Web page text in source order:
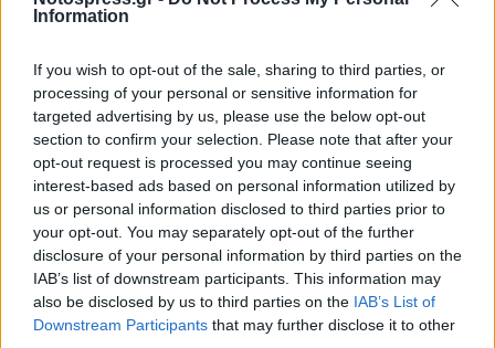
Information
If you wish to opt-out of the sale, sharing to third parties, or
processing of your personal or sensitive information for
targeted advertising by us, please use the below opt-out
section to confirm your selection. Please note that after your
opt-out request is processed you may continue seeing
interest-based ads based on personal information utilized by
us or personal information disclosed to third parties prior to
your opt-out. You may separately opt-out of the further
disclosure of your personal information by third parties on the
IAB’s list of downstream participants. This information may
also be disclosed by us to third parties on the IAB’s List of
Downstream Participants that may further disclose it to other
Οικολογικών Κινήσεων καθώς και άλλων Συλλόγων,
Πελοποννήσου» στη συνεδρίαση του Περιφερειακού
Συμβουλίου που πραγματοποιήθηκε στην Τρίπολη,
τη Δευτέρα 11 Απριλίου 2011, σχετικά με το ζήτημα
της διαχείρισης των στερεών αποβλήτων.
Οι Οικολόγοι Πράσινοι Πελοποννήσου εργαζόμαστε
εδώ και χρόνια με άλλους ενεργούς πολίτες στο
πλαίσιο του Δικτύου αυτού για την προώθηση των
στόχων που θέτει και το ισχύον θεσμικό πλαίσιο,